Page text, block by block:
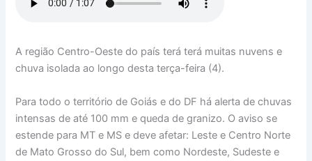
A região Centro-Oeste do país terá terá muitas nuvens e
chuva isolada ao longo desta terça-feira (4).
Para todo o território de Goiás e do DF há alerta de chuvas
intensas de até 100 mm e queda de granizo. O aviso se
estende para MT e MS e deve afetar: Leste e Centro Norte
de Mato Grosso do Sul, bem como Nordeste, Sudeste e